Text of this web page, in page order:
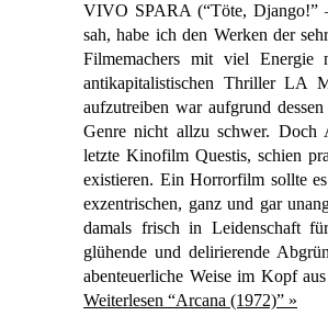
VIVO SPARA (“Töte, Django!”
sah, habe ich den Werken der
Filmemachers mit viel Energie
antikapitalistischen Thriller LA
aufzutreiben war aufgrund
Genre nicht allzu schwer.
letzte Kinofilm Questis, schien
existieren. Ein Horrorfilm sollte
exzentrischen, ganz und gar
damals frisch in Leidenschaft
glühende und delirierende
abenteuerliche Weise im Kopf
Weiterlesen “Arcana (1972)” »